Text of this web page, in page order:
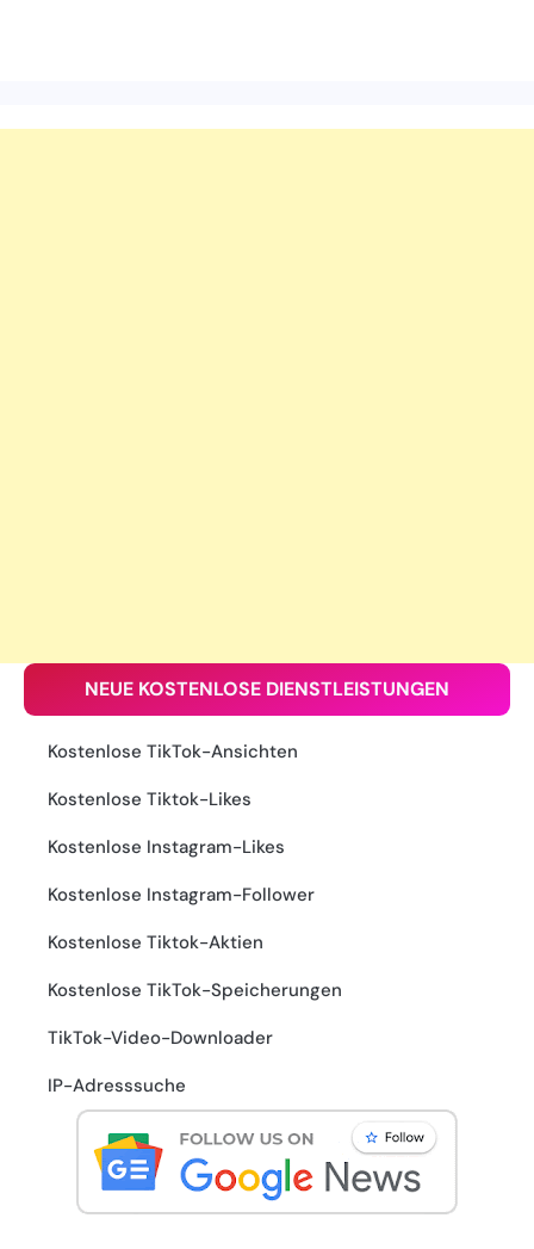
NEUE KOSTENLOSE DIENSTLEISTUNGEN
Kostenlose TikTok-Ansichten
Kostenlose Tiktok-Likes
Kostenlose Instagram-Likes
Kostenlose Instagram-Follower
Kostenlose Tiktok-Aktien
Kostenlose TikTok-Speicherungen
TikTok-Video-Downloader
IP-Adresssuche